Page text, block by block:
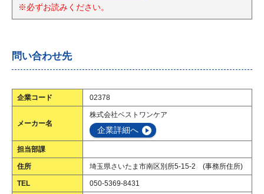
※必ずお読みください。
問い合わせ先
企業コード 02378
メーカー名
株式会社ベストワンケア
企業詳細へ
担当部課
住所 埼玉県さいたま市南区別所5-15-2 (事務所住所)
TEL 050-5369-8431